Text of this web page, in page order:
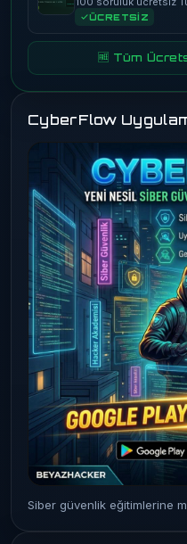
ÜCRETSİZ
🆓 Tüm
CyberFlow
Siber güvenlik eğitimlerine